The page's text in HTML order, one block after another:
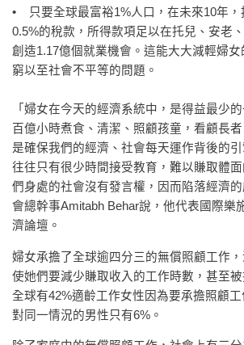
• 只要全球最富裕1%人口，在未來10年，
0.5%的稅款，所得款項足以在托兒、安老
創造1.17億個就業機會。這能大大減輕婦
窮以至社會不平等的問題。
「婦女在今天的經濟系統中，是得益最少
百億小時煮食、清潔、照顧孩童，看顧長
是確保我們的經濟、社會每天運作背後的
往往只有很少時間接受教育，難以賺取體
們身處的社會沒有發言權，因而陷落經濟
會總幹事Amitabh Behar說，他代表國際樂
濟論壇。
婦女承擔了全球逾四分三的無償照顧工作
使她們要減少賺取收入的工作時數，甚至被
全球有42%適齡工作女性因為要承擔照顧
對同一情況的男性只有6%。